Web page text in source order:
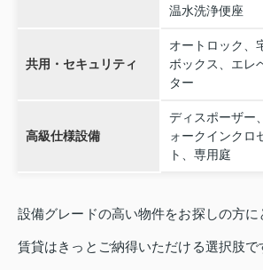
温水洗浄便座
共用・セキュリティ
オートロック、
ボックス、エレ
ター
高級仕様設備
ディスポーザー
ォークインクロ
ト、専用庭
設備グレードの高い物件をお探しの方
賃貸はきっとご納得いただける選択肢